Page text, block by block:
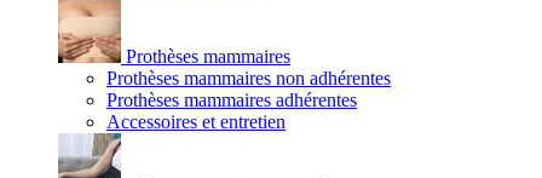
Prothèses mammaires
Prothèses mammaires non adhérentes
Prothèses mammaires adhérentes
Accessoires et entretien